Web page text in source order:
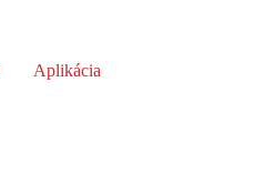
Aplikácia